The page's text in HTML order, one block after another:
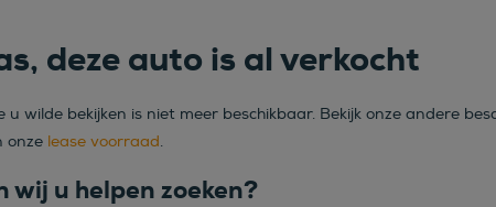
deze auto is al verkocht
u wilde bekijken is niet meer beschikbaar. Bekijk onze andere
onze lease voorraad.
wij u helpen zoeken?